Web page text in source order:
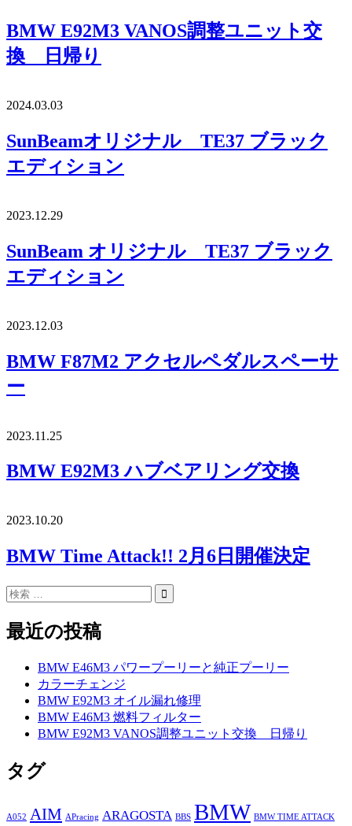
BMW E92M3 VANOS調整ユニット交
換 日帰り
2024.03.03
SunBeamオリジナル TE37 ブラック
エディション
2023.12.29
SunBeam オリジナル TE37 ブラック
エディション
2023.12.03
BMW F87M2 アクセルペダルスペーサ
ー
2023.11.25
BMW E92M3 ハブベアリング交換
2023.10.20
BMW Time Attack!! 2月6日開催決定
最近の投稿
BMW E46M3 パワープーリーと純正プーリー
カラーチェンジ
BMW E92M3 オイル漏れ修理
BMW E46M3 燃料フィルター
BMW E92M3 VANOS調整ユニット交換 日帰り
タグ
A052 AIM APracing ARAGOSTA BBS BMW BMW TIME ATTACK